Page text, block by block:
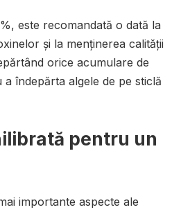
este recomandată o dată la
și la menținerea calității
orice acumulare de
îndepărta algele de pe sticlă
pentru un
importante aspecte ale